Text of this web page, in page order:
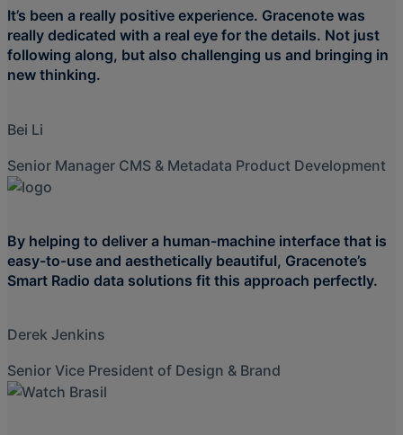
It’s been a really positive experience. Gracenote was
really dedicated with a real eye for the details. Not just
following along, but also challenging us and bringing in
new thinking.
Bei Li
Senior Manager CMS & Metadata Product Development
By helping to deliver a human-machine interface that is
easy-to-use and aesthetically beautiful, Gracenote’s
Smart Radio data solutions fit this approach perfectly.
Derek Jenkins
Senior Vice President of Design & Brand